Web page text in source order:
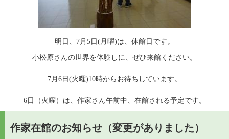
明日、7月5日(月曜)は、休館日です。
小松原さんの世界を体験しに、ぜひ来館ください。
7月6日(火曜)10時からお待ちしています。
6日（火曜）は、作家さん午前中、在館される予定です。
作家在館のお知らせ（変更がありました）